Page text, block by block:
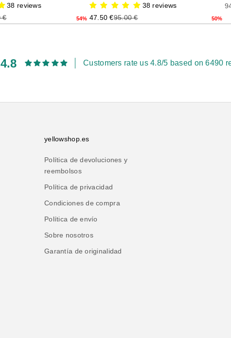
38 reviews
€ 54%
38 reviews
Precio de oferta
47.50 €Precio anterior
95.00 € 50%
4.8 Customers rate us 4.8/5 based on 6490
yellowshop.es
Política de devoluciones y
reembolsos
Política de privacidad
Condiciones de compra
Política de envío
Sobre nosotros
Garantía de originalidad